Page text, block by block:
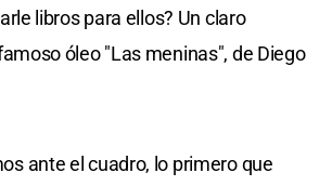
libros para ellos? Un claro
óleo "Las meninas", de Diego
ante el cuadro, lo primero que